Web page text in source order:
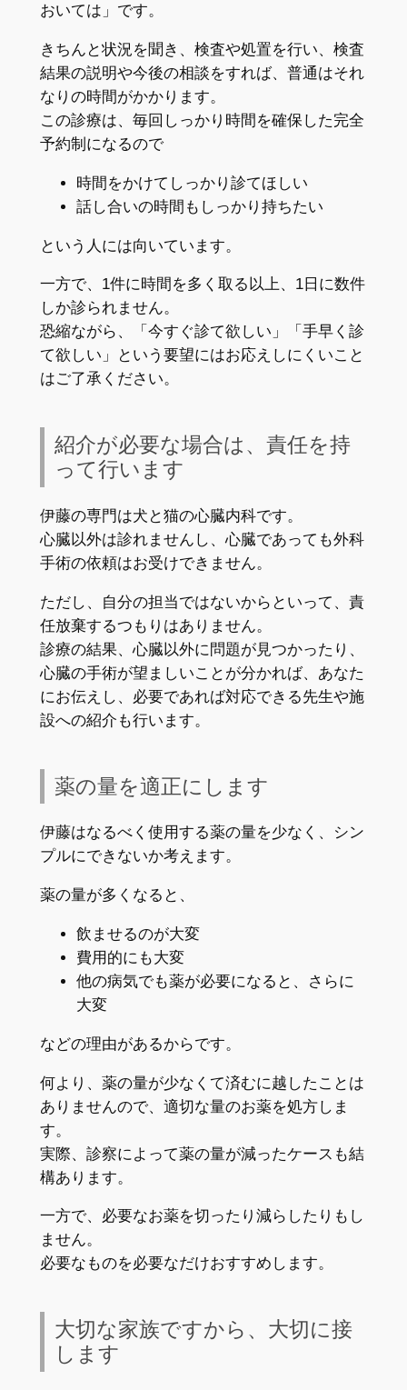
おいては」です。
きちんと状況を聞き、検査や処置を行い、検査
結果の説明や今後の相談をすれば、普通はそれ
なりの時間がかかります。
この診療は、毎回しっかり時間を確保した完全
予約制になるので
時間をかけてしっかり診てほしい
話し合いの時間もしっかり持ちたい
という人には向いています。
一方で、1件に時間を多く取る以上、1日に数件
しか診られません。
恐縮ながら、「今すぐ診て欲しい」「手早く診
て欲しい」という要望にはお応えしにくいこと
はご了承ください。
紹介が必要な場合は、責任を持
って行います
伊藤の専門は犬と猫の心臓内科です。
心臓以外は診れませんし、心臓であっても外科
手術の依頼はお受けできません。
ただし、自分の担当ではないからといって、責
任放棄するつもりはありません。
診療の結果、心臓以外に問題が見つかったり、
心臓の手術が望ましいことが分かれば、あなた
にお伝えし、必要であれば対応できる先生や施
設への紹介も行います。
薬の量を適正にします
伊藤はなるべく使用する薬の量を少なく、シン
プルにできないか考えます。
薬の量が多くなると、
飲ませるのが大変
費用的にも大変
他の病気でも薬が必要になると、さらに
大変
などの理由があるからです。
何より、薬の量が少なくて済むに越したことは
ありませんので、適切な量のお薬を処方しま
す。
実際、診察によって薬の量が減ったケースも結
構あります。
一方で、必要なお薬を切ったり減らしたりもし
ません。
必要なものを必要なだけおすすめします。
大切な家族ですから、大切に接
します